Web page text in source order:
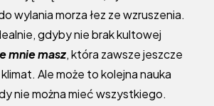
wylania morza łez ze wzruszenia.
gdyby nie brak kultowej
mnie masz, która zawsze jeszcze
Ale może to kolejna nauka
nie można mieć wszystkiego.